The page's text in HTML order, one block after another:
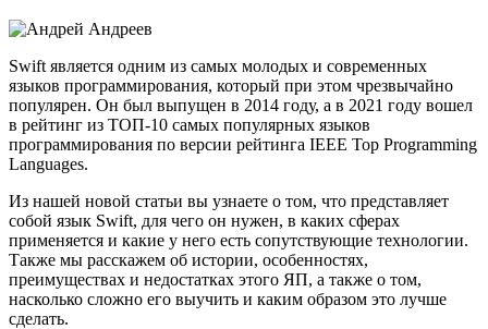
Swift является одним из самых молодых и современных
языков программирования, который при этом чрезвычайно
популярен. Он был выпущен в 2014 году, а в 2021 году вошел
в рейтинг из ТОП-10 самых популярных языков
программирования по версии рейтинга IEEE Top Programming
Languages.
Из нашей новой статьи вы узнаете о том, что представляет
собой язык Swift, для чего он нужен, в каких сферах
применяется и какие у него есть сопутствующие технологии.
Также мы расскажем об истории, особенностях,
преимуществах и недостатках этого ЯП, а также о том,
насколько сложно его выучить и каким образом это лучше
сделать.